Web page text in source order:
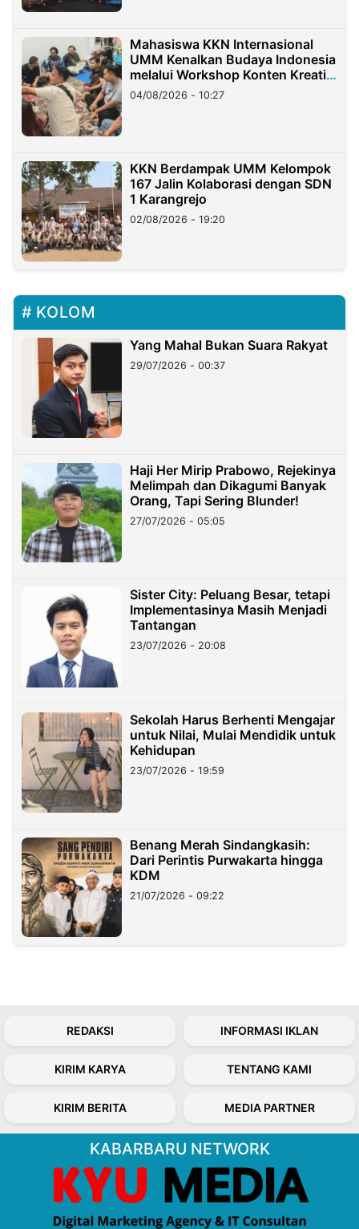
Mahasiswa KKN Internasional
UMM Kenalkan Budaya Indonesia
melalui Workshop Konten Kreatif
di Taiwan
04/08/2026 - 10:27
KKN Berdampak UMM Kelompok
167 Jalin Kolaborasi dengan SDN
1 Karangrejo
02/08/2026 - 19:20
KOLOM
Yang Mahal Bukan Suara Rakyat
29/07/2026 - 00:37
Haji Her Mirip Prabowo, Rejekinya
Melimpah dan Dikagumi Banyak
Orang, Tapi Sering Blunder!
27/07/2026 - 05:05
Sister City: Peluang Besar, tetapi
Implementasinya Masih Menjadi
Tantangan
23/07/2026 - 20:08
Sekolah Harus Berhenti Mengajar
untuk Nilai, Mulai Mendidik untuk
Kehidupan
23/07/2026 - 19:59
Benang Merah Sindangkasih:
Dari Perintis Purwakarta hingga
KDM
21/07/2026 - 09:22
REDAKSI INFORMASI IKLAN
KIRIM KARYA TENTANG KAMI
KIRIM BERITA MEDIA PARTNER
KABARBARU NETWORK